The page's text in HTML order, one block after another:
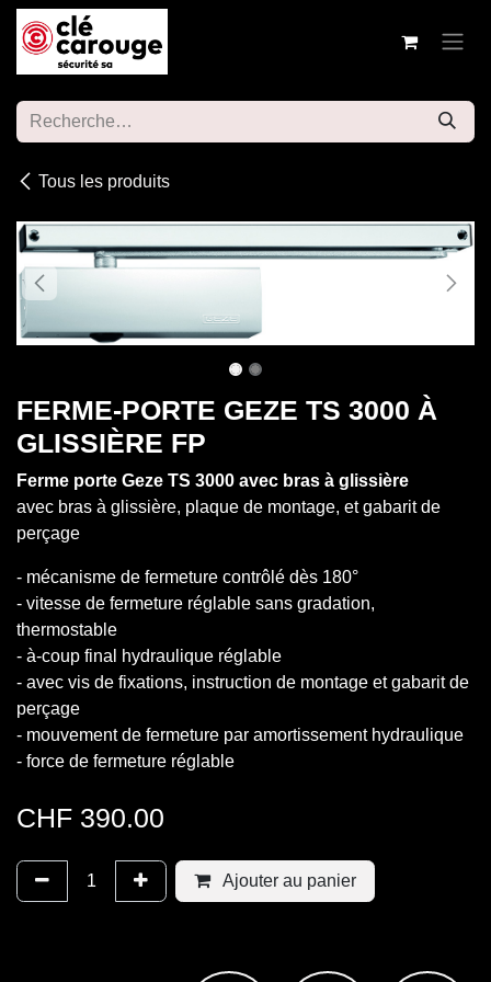
Se rendre au contenu
Tous les produits
FERME-PORTE GEZE TS 3000 À
GLISSIÈRE FP
Ferme porte Geze TS 3000 avec bras à glissière
avec bras à glissière, plaque de montage, et gabarit de
perçage
- mécanisme de fermeture contrôlé dès 180°
- vitesse de fermeture réglable sans gradation,
thermostable
- à-coup final hydraulique réglable
- avec vis de fixations, instruction de montage et gabarit de
perçage
- mouvement de fermeture par amortissement hydraulique
- force de fermeture réglable
CHF 390.00
Ajouter au panier